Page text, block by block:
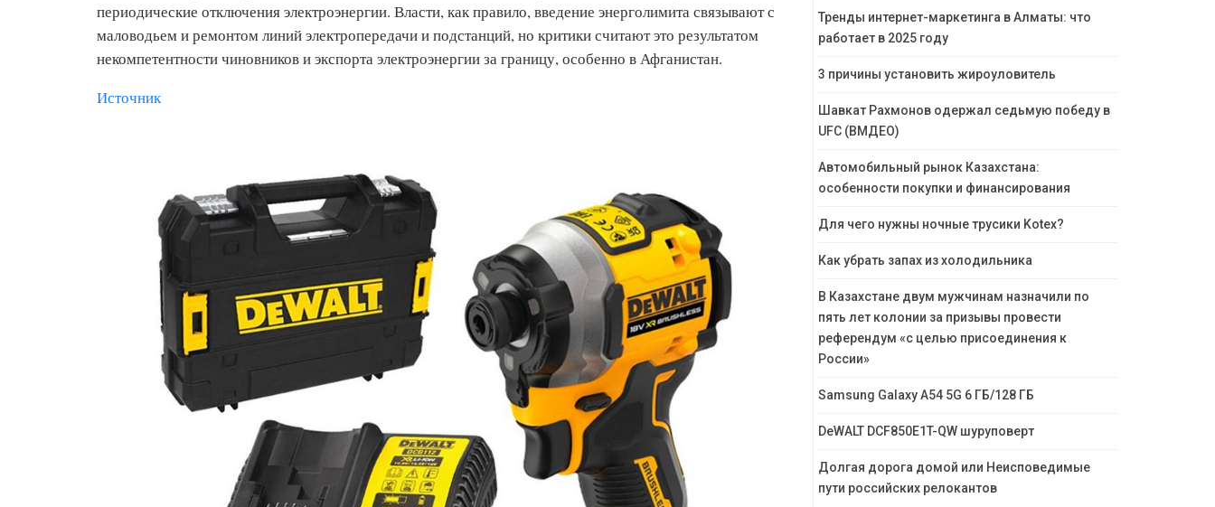
периодические отключения электроэнергии. Власти, как правило, введение энерголимита связывают с
маловодьем и ремонтом линий электропередачи и подстанций, но критики считают это результатом
некомпетентности чиновников и экспорта электроэнергии за границу, особенно в Афганистан.
Источник
Тренды интернет-маркетинга в Алматы: что
работает в 2025 году
3 причины установить жироуловитель
Шавкат Рахмонов одержал седьмую победу в
UFC (ВМДЕО)
Автомобильный рынок Казахстана:
особенности покупки и финансирования
Для чего нужны ночные трусики Kotex?
Как убрать запах из холодильника
В Казахстане двум мужчинам назначили по
пять лет колонии за призывы провести
референдум «с целью присоединения к
России»
Samsung Galaxy A54 5G 6 ГБ/128 ГБ
DeWALT DCF850E1T-QW шуруповерт
Долгая дорога домой или Неисповедимые
пути российских релокантов